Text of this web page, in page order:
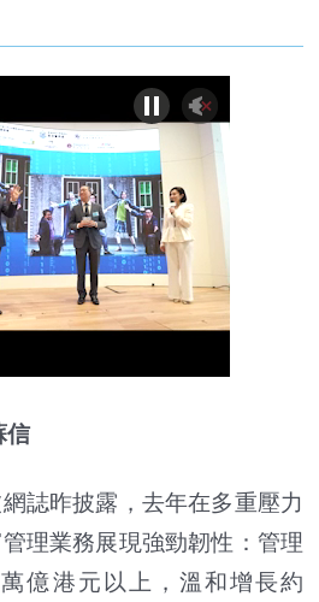
信
誌昨披露，去年在多重壓力
理業務展現強勁韌性：管理
億港元以上，溫和增長約